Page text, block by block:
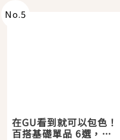
No.5
在GU看到就可以包色！
百搭基礎單品 6選，閉